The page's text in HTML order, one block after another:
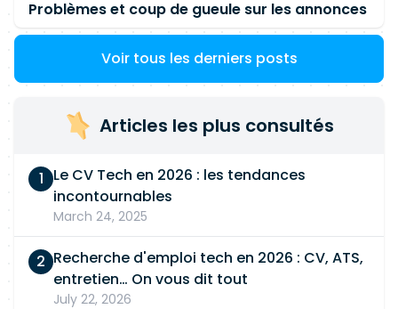
Problèmes et coup de gueule sur les annonces
Voir tous les derniers posts
Articles les plus consultés
Le CV Tech en 2026 : les tendances
incontournables
March 24, 2025
Recherche d'emploi tech en 2026 : CV, ATS,
entretien… On vous dit tout
July 22, 2026